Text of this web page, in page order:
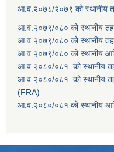
आ.व.२०७८/२०७९ को स्थानीय
आ.व.२०७९/०८० को स्थानीय
आ.व.२०७९/०८० को स्थानीय
आ.व.२०७९/०८० को स्थानीय
आ.व.२०८०/०८१ को स्थानीय
आ.व.२०८०/०८१ को स्थानीय
(FRA)
आ.व.२०८०/०८१ को स्थानीय